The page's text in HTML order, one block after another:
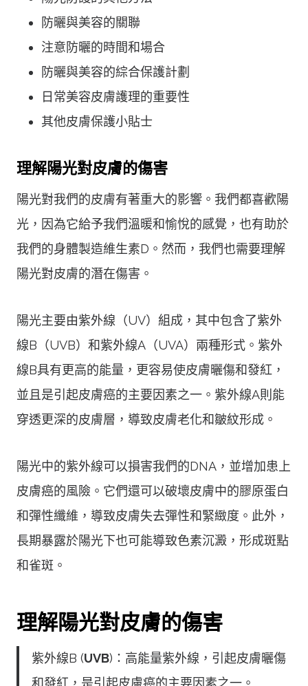
防曬與美容的關聯
注意防曬的時間和場合
防曬與美容的綜合保護計劃
日常美容皮膚護理的重要性
其他皮膚保護小貼士
理解陽光對皮膚的傷害
陽光對我們的皮膚有著重大的影響。我們都喜歡陽
光，因為它給予我們溫暖和愉悅的感覺，也有助於
我們的身體製造維生素D。然而，我們也需要理解
陽光對皮膚的潛在傷害。
陽光主要由紫外線（UV）組成，其中包含了紫外
線B（UVB）和紫外線A（UVA）兩種形式。紫外
線B具有更高的能量，更容易使皮膚曬傷和發紅，
並且是引起皮膚癌的主要因素之一。紫外線A則能
穿透更深的皮膚層，導致皮膚老化和皺紋形成。
陽光中的紫外線可以損害我們的DNA，並增加患上
皮膚癌的風險。它們還可以破壞皮膚中的膠原蛋白
和彈性纖維，導致皮膚失去彈性和緊緻度。此外，
長期暴露於陽光下也可能導致色素沉澱，形成斑點
和雀斑。
理解陽光對皮膚的傷害
紫外線B (UVB)：高能量紫外線，引起皮膚曬傷
和發紅，是引起皮膚癌的主要因素之一。